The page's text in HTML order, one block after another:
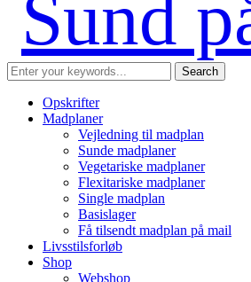
Opskrifter
Madplaner
Vejledning til madplan
Sunde madplaner
Vegetariske madplaner
Flexitariske madplaner
Single madplan
Basislager
Få tilsendt madplan på mail
Livsstilsforløb
Shop
Webshop